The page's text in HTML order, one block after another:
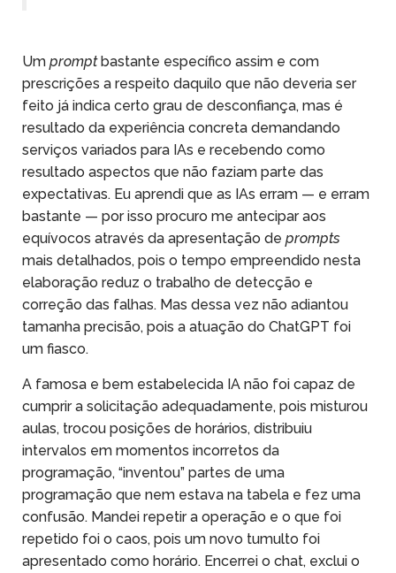
Um promptbastante específico assim e com
prescrições a respeito daquilo que não deveria ser
feito já indica certo grau de desconfiança, mas é
resultado da experiência concreta demandando
serviços variados para IAs e recebendo como
resultado aspectos que não faziam parte das
expectativas. Eu aprendi que as IAs erram — e erram
bastante — por isso procuro me antecipar aos
equívocos através da apresentação de prompts
mais detalhados, pois o tempo empreendido nesta
elaboração reduz o trabalho de detecção e
correção das falhas. Mas dessa vez não adiantou
tamanha precisão, pois a atuação do ChatGPT foi
um fiasco.
A famosa e bem estabelecida IA não foi capaz de
cumprir a solicitação adequadamente, pois misturou
aulas, trocou posições de horários, distribuiu
intervalos em momentos incorretos da
programação, “inventou” partes de uma
programação que nem estava na tabela e fez uma
confusão. Mandei repetir a operação e o que foi
repetido foi o caos, pois um novo tumulto foi
apresentado como horário. Encerrei o chat, exclui o